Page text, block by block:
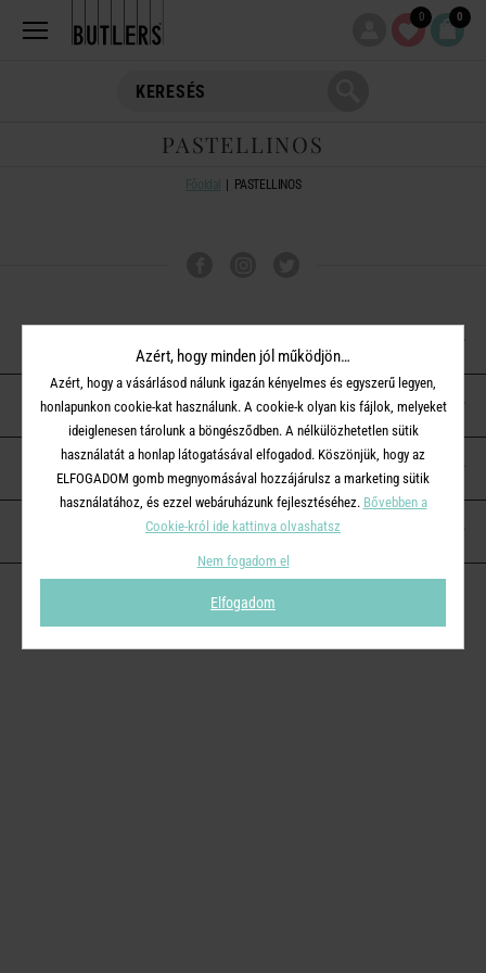
0 0
PASTELLINOS
Főoldal PASTELLINOS
ÜGYFÉLSZOLGÁLAT
A BUTLERS-RŐL
KAPCSOLAT
Azért, hogy minden jól működjön…
Azért, hogy a vásárlásod nálunk igazán kényelmes és egyszerű legyen,
honlapunkon cookie-kat használunk. A cookie-k olyan kis fájlok, melyeket
ideiglenesen tárolunk a böngésződben. A nélkülözhetetlen sütik
használatát a honlap látogatásával elfogadod. Köszönjük, hogy az
ELFOGADOM gomb megnyomásával hozzájárulsz a marketing sütik
használatához, és ezzel webáruházunk fejlesztéséhez. Bővebben a
Cookie-król ide kattinva olvashatsz
Nem fogadom el
Elfogadom